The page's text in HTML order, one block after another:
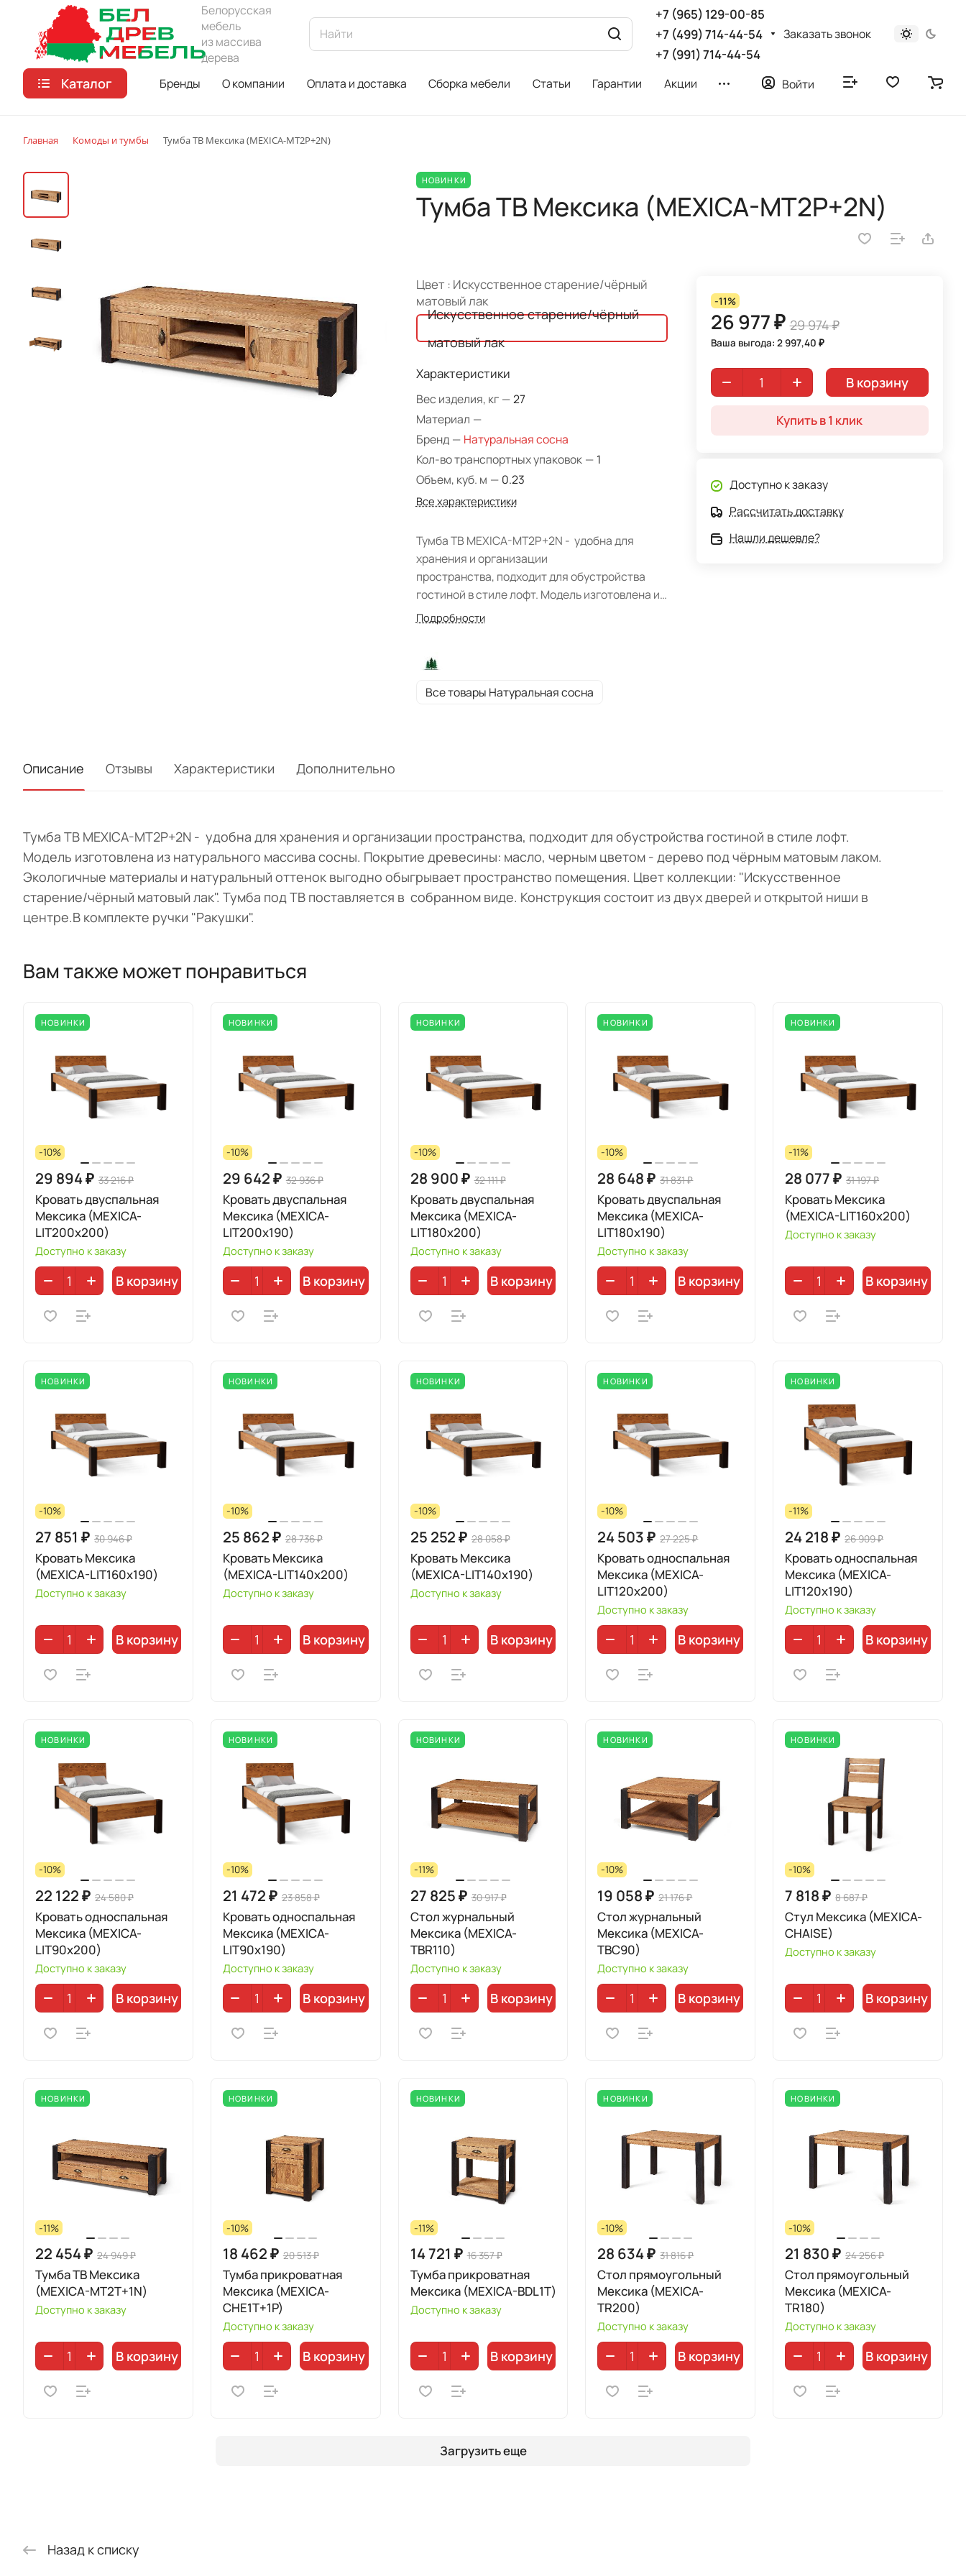
Белорусская
мебель
из массива
дерева
+7 (965) 129-00-85
+7 (499) 714-44-54
+7 (991) 714-44-54
Заказать звонок
Каталог Бренды О компании Оплата и доставка Сборка мебели Статьи Гарантии Акции Войти
Главная Комоды и тумбы Тумба ТВ Мексика (MEXICA-MT2P+2N)
НОВИНКИ
Тумба ТВ Мексика (MEXICA-MT2P+2N)
Цвет : Искусственное старение/чёрный
матовый лак
Искусственное старение/чёрный
матовый лак
Характеристики
Вес изделия, кг —27
Материал —
Бренд — Натуральная сосна
Кол-во транспортных упаковок — 1
Объем, куб. м — 0.23
Все характеристики
Тумба ТВ MEXICA-MT2P+2N - удобна для
хранения и организации
пространства, подходит для обустройства
гостиной в стиле лофт. Модель изготовлена из
натурального массива сосны. Покрытие
материалы и натуральный оттенок выгодно
обыгрывает пространство помещения. Цвет
коллекции: "Искусственное старение/чёрный
Подробности
Все товары Натуральная сосна
-11%
26 977 ₽ 29 974 ₽
Ваша выгода: 2 997,40 ₽
В корзину
Купить в 1 клик
Доступно к заказу
Рассчитать доставку
Нашли дешевле?
Описание Отзывы Характеристики Дополнительно
Тумба ТВ MEXICA-MT2P+2N - удобна для хранения и организации пространства, подходит для обустройства гостиной в стиле лофт.
Модель изготовлена из натурального массива сосны. Покрытие древесины: масло, черным цветом - дерево под чёрным матовым лаком.
Экологичные материалы и натуральный оттенок выгодно обыгрывает пространство помещения. Цвет коллекции: "Искусственное
старение/чёрный матовый лак". Тумба под ТВ поставляется в собранном виде. Конструкция состоит из двух дверей и открытой ниши в
центре.В комплекте ручки "Ракушки".
Вам также может понравиться
НОВИНКИ
-10%
29 894 ₽ 33 216 ₽
Кровать двуспальная
Мексика (MEXICA-
LIT200х200)
Доступно к заказу
В корзину
НОВИНКИ
-10%
29 642 ₽ 32 936 ₽
Кровать двуспальная
Мексика (MEXICA-
LIT200х190)
Доступно к заказу
В корзину
НОВИНКИ
-10%
28 900 ₽ 32 111 ₽
Кровать двуспальная
Мексика (MEXICA-
LIT180х200)
Доступно к заказу
В корзину
НОВИНКИ
-10%
28 648 ₽ 31 831 ₽
Кровать двуспальная
Мексика (MEXICA-
LIT180х190)
Доступно к заказу
В корзину
НОВИНКИ
-11%
28 077 ₽ 31 197 ₽
Кровать Мексика
(MEXICA-LIT160х200)
Доступно к заказу
В корзину
НОВИНКИ
-10%
27 851 ₽ 30 946 ₽
Кровать Мексика
(MEXICA-LIT160х190)
Доступно к заказу
В корзину
НОВИНКИ
-10%
25 862 ₽ 28 736 ₽
Кровать Мексика
(MEXICA-LIT140х200)
Доступно к заказу
В корзину
НОВИНКИ
-10%
25 252 ₽ 28 058 ₽
Кровать Мексика
(MEXICA-LIT140х190)
Доступно к заказу
В корзину
НОВИНКИ
-10%
24 503 ₽ 27 225 ₽
Кровать односпальная
Мексика (MEXICA-
LIT120х200)
Доступно к заказу
В корзину
НОВИНКИ
-11%
24 218 ₽ 26 909 ₽
Кровать односпальная
Мексика (MEXICA-
LIT120х190)
Доступно к заказу
В корзину
НОВИНКИ
-10%
22 122 ₽ 24 580 ₽
Кровать односпальная
Мексика (MEXICA-
LIT90х200)
Доступно к заказу
В корзину
НОВИНКИ
-10%
21 472 ₽ 23 858 ₽
Кровать односпальная
Мексика (MEXICA-
LIT90х190)
Доступно к заказу
В корзину
НОВИНКИ
-11%
27 825 ₽ 30 917 ₽
Стол журнальный
Мексика (MEXICA-
TBR110)
Доступно к заказу
В корзину
НОВИНКИ
-10%
19 058 ₽ 21 176 ₽
Стол журнальный
Мексика (MEXICA-
TBC90)
Доступно к заказу
В корзину
НОВИНКИ
-10%
7 818 ₽ 8 687 ₽
Стул Мексика (MEXICA-
CHAISE)
Доступно к заказу
В корзину
НОВИНКИ
-11%
22 454 ₽ 24 949 ₽
Тумба ТВ Мексика
(MEXICA-MT2T+1N)
Доступно к заказу
В корзину
НОВИНКИ
-10%
18 462 ₽ 20 513 ₽
Тумба прикроватная
Мексика (MEXICA-
CHE1T+1P)
Доступно к заказу
В корзину
НОВИНКИ
-11%
14 721 ₽ 16 357 ₽
Тумба прикроватная
Мексика (MEXICA-BDL1T)
Доступно к заказу
В корзину
НОВИНКИ
-10%
28 634 ₽ 31 816 ₽
Стол прямоугольный
Мексика (MEXICA-
TR200)
Доступно к заказу
В корзину
НОВИНКИ
-10%
21 830 ₽ 24 256 ₽
Стол прямоугольный
Мексика (MEXICA-
TR180)
Доступно к заказу
В корзину
Загрузить еще
Назад к списку